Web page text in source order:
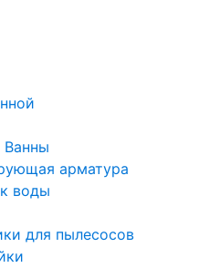
арматура
воды
для пылесосов